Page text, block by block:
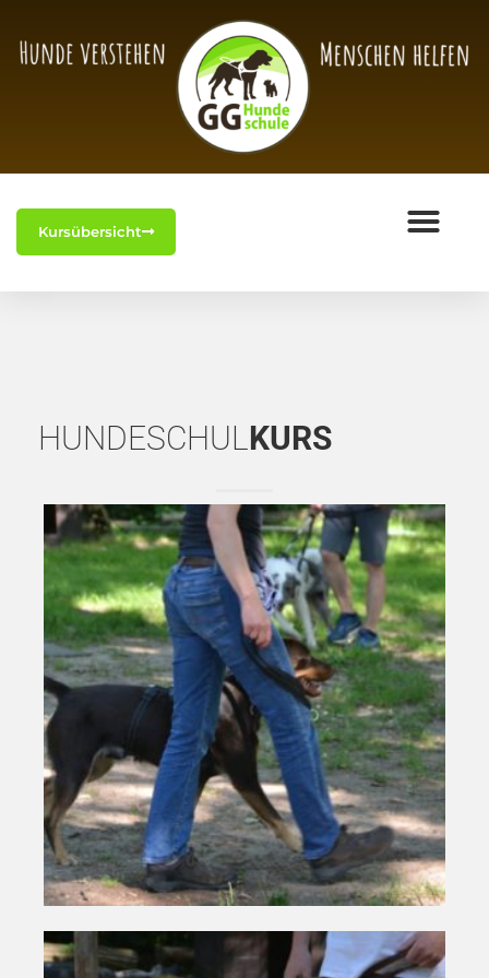
Kursübersicht
HUNDESCHUL KURS